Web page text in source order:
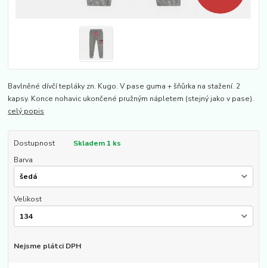
Bavlněné dívčí tepláky zn. Kugo. V pase guma + šňůrka na stažení. 2
kapsy. Konce nohavic ukončené pružným nápletem (stejný jako v pase).
celý popis
Dostupnost
Skladem 1 ks
Barva
Velikost
Nejsme plátci DPH